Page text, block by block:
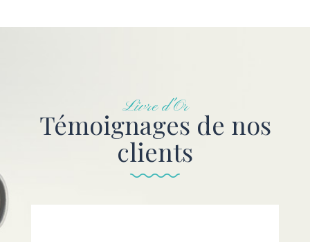
Livre d'Or
Témoignages de nos
clients